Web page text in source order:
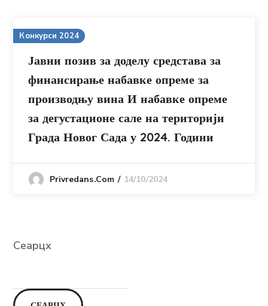
Конкурси 2024
Јавни позив за доделу средстава за
финансирање набавке опреме за
производњу вина И набавке опреме
за дегустационе сале на територији
Града Новог Сада у 2024. Години
Privredans.com 14/10/2024
Сеарцх